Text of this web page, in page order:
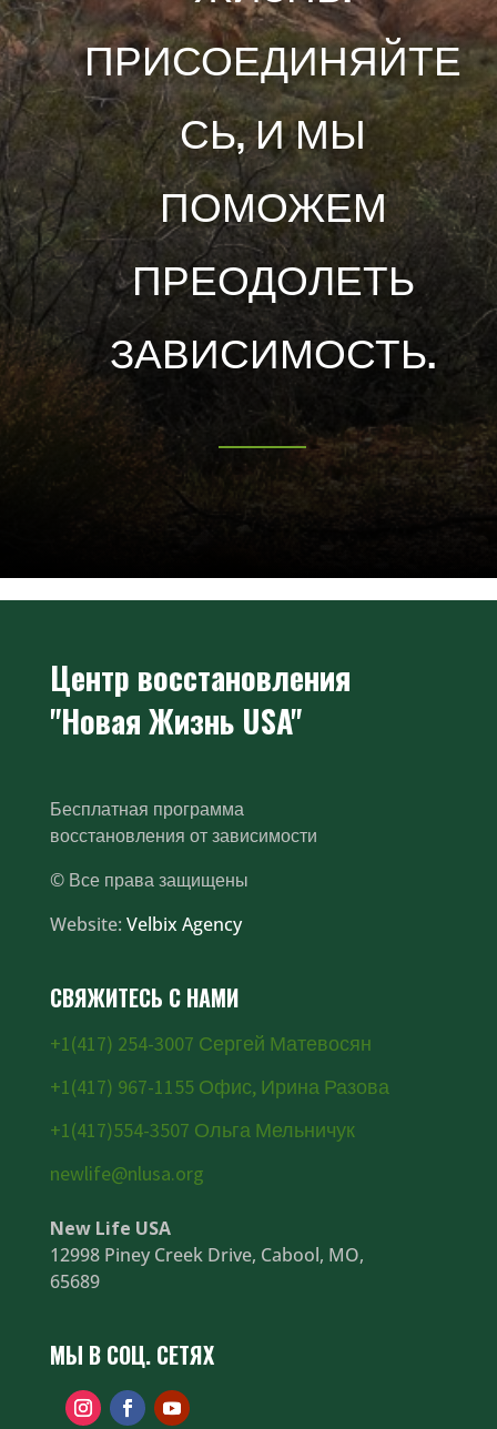
ПРИСОЕДИНЯЙТЕ
СЬ, И МЫ
ПОМОЖЕМ
ПРЕОДОЛЕТЬ
ЗАВИСИМОСТЬ.
Центр восстановления
"Новая Жизнь USA"
Бесплатная программа
восстановления от зависимости
© Все права защищены
Website: Velbix Agency
СВЯЖИТЕСЬ С НАМИ
+1(417) 254-3007 Сергей Матевосян
+1(417) 967-1155 Офис, Ирина Разова
+1(417)554-3507 Ольга Мельничук
newlife@nlusa.org
New Life USA
12998 Piney Creek Drive, Cabool, MO,
65689
МЫ В СОЦ. СЕТЯХ